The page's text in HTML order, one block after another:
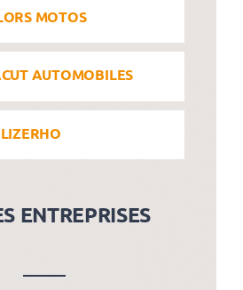
MOTOS
AUTOMOBILES
ENTREPRISES